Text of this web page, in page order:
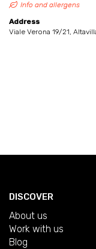
Info and allergens
Address
Viale Verona 19/21,
DISCOVER
About us
Work with us
Blog